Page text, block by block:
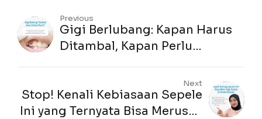
Previous
Gigi Berlubang: Kapan Harus
Ditambal, Kapan Perlu
Next
Stop! Kenali Kebiasaan Sepele
Ini yang Ternyata Bisa Merusak